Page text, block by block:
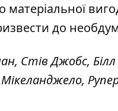
до
Стів Джобс, Білл